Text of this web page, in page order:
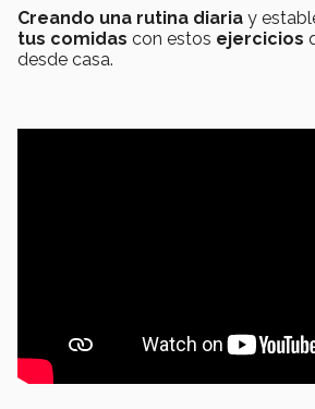
Creando una rutina diaria y
tus comidas con estos ejercicios
desde casa.